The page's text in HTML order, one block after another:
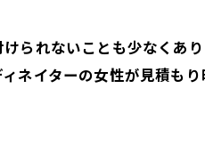
られないことも少なくあ
ネイターの女性が見積も